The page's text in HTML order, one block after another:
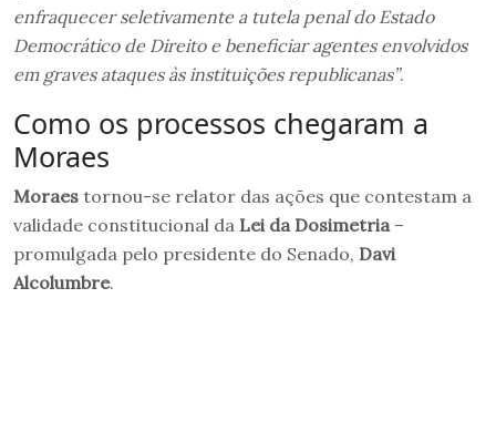
enfraquecer seletivamente a tutela penal do Estado
Democrático de Direito e beneficiar agentes envolvidos
em graves ataques às instituições republicanas”.
Como os processos chegaram a
Moraes
Moraes tornou-se relator das ações que contestam a
validade constitucional da Lei da Dosimetria –
promulgada pelo presidente do Senado, Davi
Alcolumbre.